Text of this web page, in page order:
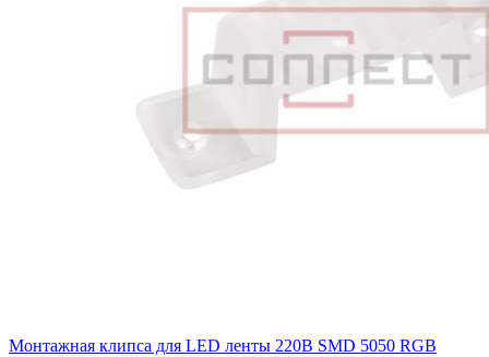
Монтажная клипса для LED ленты 220В SMD 5050 RGB